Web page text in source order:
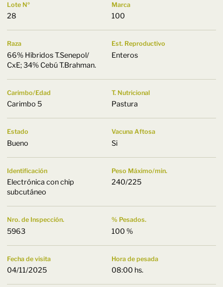
Lote Nº
28
Marca
100
Raza
66% Híbridos T.Senepol/
CxE; 34% Cebú T.Brahman.
Est. Reproductivo
Enteros
Carimbo/Edad
Carimbo 5
T. Nutricional
Pastura
Estado
Bueno
Vacuna Aftosa
Si
Identificación
Electrónica con chip
subcutáneo
Peso Máximo/min.
240/225
Nro. de Inspección.
5963
% Pesados.
100 %
Fecha de visita
04/11/2025
Hora de pesada
08:00 hs.